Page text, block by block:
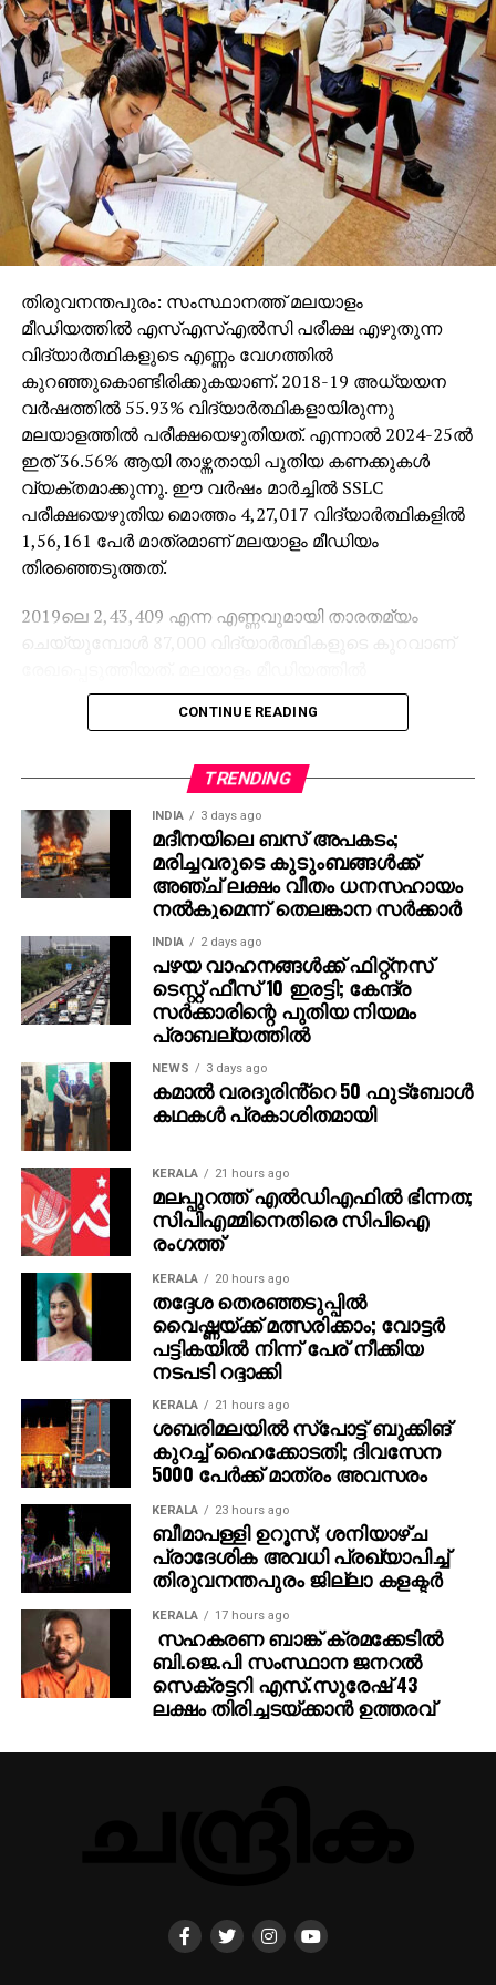
ഒത്താശ ചെയ്ത ഉദ്യോഗസ്ഥരെ സസ്പെന്‍ഡ്
ചെയ്യണം. ഇവര്‍ക്കെതിരെ ക്രിമിനല്‍ കേസെടുക്കണം.
എക്കാലത്തും സി.പി.എം ഭരണത്തിലുണ്ടാകില്ലെന്നും
കണക്ക് ചോദിക്കാതെ ഒരു കാലവും കടന്നു
പോകില്ലെന്നും സി.പി.എമ്മിന് അടിമപ്പണി ചെയ്യുന്ന
ഉദ്യോഗസ്ഥര്‍ ഓര്‍ക്കണമെന്നും അദ്ദേഹം
കൂട്ടിച്ചേര്‍ത്തു.
തിരുവനന്തപുരം: സംസ്ഥാനത്ത് മലയാളം
മീഡിയത്തില്‍ എസ്എസ്എല്‍സി പരീക്ഷ എഴുതുന്ന
വിദ്യാര്‍ത്ഥികളുടെ എണ്ണം വേഗത്തില്‍
കുറഞ്ഞുകൊണ്ടിരിക്കുകയാണ്. 2018-19 അധ്യയന
വര്‍ഷത്തില്‍ 55.93% വിദ്യാര്‍ത്ഥികളായിരുന്നു
മലയാളത്തില്‍ പരീക്ഷയെഴുതിയത്. എന്നാല്‍ 2024-25ല്‍
ഇത് 36.56% ആയി താഴ്ന്നതായി പുതിയ കണക്കുകള്‍
വ്യക്തമാക്കുന്നു. ഈ വര്‍ഷം മാര്‍ച്ചില്‍ SSLC
പരീക്ഷയെഴുതിയ മൊത്തം 4,27,017 വിദ്യാര്‍ത്ഥികളില്‍
1,56,161 പേര്‍ മാത്രമാണ് മലയാളം മീഡിയം
തിരഞ്ഞെടുത്തത്.
2019ലെ 2,43,409 എന്ന എണ്ണവുമായി താരതമ്യം
ചെയ്യുമ്പോള്‍ 87,000 വിദ്യാര്‍ത്ഥികളുടെ കുറവാണ്
പഠിക്കുന്നവരുടെ കുറവാണ് ഈ ഇടിവിന് കാരണമെന്ന്
പരീക്ഷാഭവനിലെ ഉദ്യോഗസ്ഥര്‍ പറയുന്നു.
വിവരമനുസരിച്ച് പ്രാഥമിക ക്ലാസുകളില്‍ തന്നെ
ഇംഗ്ലീഷ്-മലയാളം മീഡിയം പ്രവേശന അനുപാതം
70:30 ആയി മാറിയിട്ടുണ്ട്. ഇംഗ്ലീഷ് കൂടുതല്‍
ഗുണമേറിയ പഠനമാധ്യമമാണെന്ന
പൊതുധാരണയാണ് ഈ മാറ്റത്തിന് പിന്നിലെന്ന് കേരള
ഇന്‍ഫ്രാസ്ട്രക്ചര്‍ ആന്‍ഡ് ടെക്‌നോളജി ഫോര്‍
എഡ്യൂക്കേഷന്‍ (കൈറ്റ്) സിഇഒ കെ. അന്‍വര്‍ സാദത്ത്
അഭിപ്രായപ്പെട്ടു. എന്നാല്‍ മീഡിയമല്ല, സ്‌കൂള്‍
നല്‍കുന്ന ഭാഷാ പരിശീലനമാണ് വിജയത്തിനുള്ള
നിര്‍ണ്ണായക ഘടകമെന്നും അദ്ദേഹം കൂട്ടിച്ചേര്‍ത്തു.
മാതൃഭാഷാ വിദ്യാഭ്യാസത്തിന്റെ പ്രാധാന്യം
അധികൃതര്‍ ചര്‍ച്ച ചെയ്യുമ്പോഴും, സമൂഹത്തിന്റെ
താല്‍പര്യം വിപരീതമാണെന്ന് സംസ്ഥാന
വിദ്യാഭ്യാസ ഗവേഷണപരിശീലന കൗണ്‍സില്‍
ഡയറക്ടര്‍ ജയപ്രകാശ് ആര്‍. കെ. ചൂണ്ടിക്കാട്ടി. ഗ്രാമ-
നഗര വ്യത്യാസം കുറഞ്ഞതും മധ്യവര്‍ഗ്ഗത്തിന്റെ
വളര്‍ച്ചയും ഈ മാറ്റത്തിന്റെ സൂചനയായെന്നും
അദ്ദേഹം പറഞ്ഞു. 2025ല്‍ SSLC എഴുതിയവര്‍ 2014-
15ല്‍ ഒന്നാം ക്ലാസില്‍ ചേര്‍ന്നവരാണെന്നും
വരാനിരിക്കുന്ന വര്‍ഷങ്ങളില്‍ മലയാളം മീഡിയം
വിദ്യാര്‍ത്ഥികളുടെ എണ്ണം കുറഞ്ഞേക്കുമെന്നും
അദ്ദേഹത്തിന്റെ വിലയിരുത്തല്‍.
മലയാളം മീഡിയത്തിലെ ഇടിവ് സംസ്ഥാന
വികസനത്തിനുതന്നെ ഭീഷണിയാകാമെന്ന് ഐക്യ
മലയാള പ്രസ്ഥാനം സംസ്ഥാന കണ്‍വീനര്‍ ആര്‍.
നന്ദകുമാര്‍ മുന്നറിയിപ്പ് നല്‍കി. മലയാളവുമായി
വിദ്യാര്‍ത്ഥികള്‍ക്ക് അടുപ്പമില്ലാത്തത്, നാട്ടിന്‍
പരിസരത്തെ ഭൂമിശാസ്ത്ര-പരിസ്ഥിതി ബോധത്തെ
തന്നെ ബാധിക്കുമെന്നാണ് അദ്ദേഹത്തിന്റെ അഭിപ്രായം.
ഇംഗ്ലീഷ് പഠിപ്പിക്കുന്നതിനെതിരെ താന്‍ അല്ലെങ്കിലും,
ആവശ്യമായ ഇടപെടലുകള്‍ ഇല്ലെങ്കില്‍ പുതിയ
സാമൂഹിക-വിദ്യാഭ്യാസ പ്രശ്‌നങ്ങള്‍
ഉയര്‍ന്നേക്കുമെന്നാണ് നന്ദകുമാര്‍ മുന്നറിയിപ്പ്
നല്‍കിയത്.
CONTINUE READING
TRENDING
INDIA 3 days ago
മദീനയിലെ ബസ് അപകടം;
മരിച്ചവരുടെ കുടുംബങ്ങള്‍ക്ക്
അഞ്ച് ലക്ഷം വീതം ധനസഹായം
നല്‍കുമെന്ന് തെലങ്കാന സര്‍ക്കാര്‍
INDIA 2 days ago
പഴയ വാഹനങ്ങള്‍ക്ക് ഫിറ്റ്‌നസ്
ടെസ്റ്റ് ഫീസ് 10 ഇരട്ടി; കേന്ദ്ര
സര്‍ക്കാരിന്റെ പുതിയ നിയമം
പ്രാബല്യത്തില്‍
NEWS 3 days ago
കമാൽ വരദൂരിൻ്റെ 50 ഫുട്ബോൾ
കഥകൾ പ്രകാശിതമായി
KERALA 21 hours ago
മലപ്പുറത്ത് എല്‍ഡിഎഫില്‍ ഭിന്നത;
സിപിഎമ്മിനെതിരെ സിപിഐ
രംഗത്ത്
KERALA 20 hours ago
തദ്ദേശ തെരഞ്ഞടുപ്പില്‍
വൈഷ്ണയ്ക്ക് മത്സരിക്കാം; വോട്ടര്‍
പട്ടികയില്‍ നിന്ന് പേര് നീക്കിയ
നടപടി റദ്ദാക്കി
KERALA 21 hours ago
ശബരിമലയില്‍ സ്‌പോട്ട് ബുക്കിങ്
കുറച്ച് ഹൈക്കോടതി; ദിവസേന
5000 പേര്‍ക്ക് മാത്രം അവസരം
KERALA 23 hours ago
ബീമാപള്ളി ഉറൂസ്; ശനിയാഴ്ച
പ്രാദേശിക അവധി പ്രഖ്യാപിച്ച്
തിരുവനന്തപുരം ജില്ലാ കളക്ടര്‍
KERALA 17 hours ago
സഹകരണ ബാങ്ക് ക്രമക്കേടില്‍
ബി.ജെ.പി സംസ്ഥാന ജനറല്‍
സെക്രട്ടറി എസ്.സുരേഷ് 43
ലക്ഷം തിരിച്ചടയ്ക്കാന്‍ ഉത്തരവ്